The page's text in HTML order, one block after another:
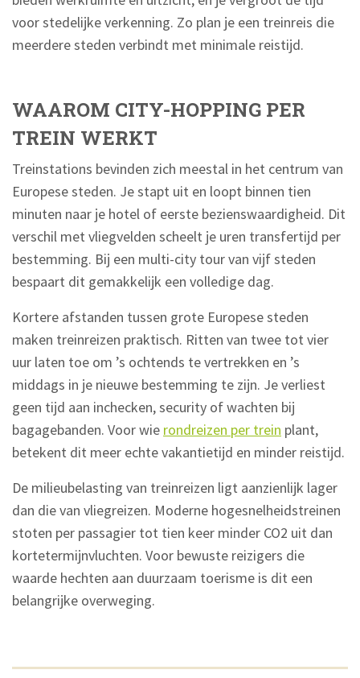
voor stedelijke verkenning. Zo plan je een treinreis die
meerdere steden verbindt met minimale reistijd.
WAAROM CITY-HOPPING PER
TREIN WERKT
Treinstations bevinden zich meestal in het centrum van
Europese steden. Je stapt uit en loopt binnen tien
minuten naar je hotel of eerste bezienswaardigheid. Dit
verschil met vliegvelden scheelt je uren transfertijd per
bestemming. Bij een multi-city tour van vijf steden
bespaart dit gemakkelijk een volledige dag.
Kortere afstanden tussen grote Europese steden
maken treinreizen praktisch. Ritten van twee tot vier
uur laten toe om ’s ochtends te vertrekken en ’s
middags in je nieuwe bestemming te zijn. Je verliest
geen tijd aan inchecken, security of wachten bij
bagagebanden. Voor wie rondreizen per trein plant,
betekent dit meer echte vakantietijd en minder reistijd.
De milieubelasting van treinreizen ligt aanzienlijk lager
dan die van vliegreizen. Moderne hogesnelheidstreinen
stoten per passagier tot tien keer minder CO2 uit dan
kortetermijnvluchten. Voor bewuste reizigers die
waarde hechten aan duurzaam toerisme is dit een
belangrijke overweging.